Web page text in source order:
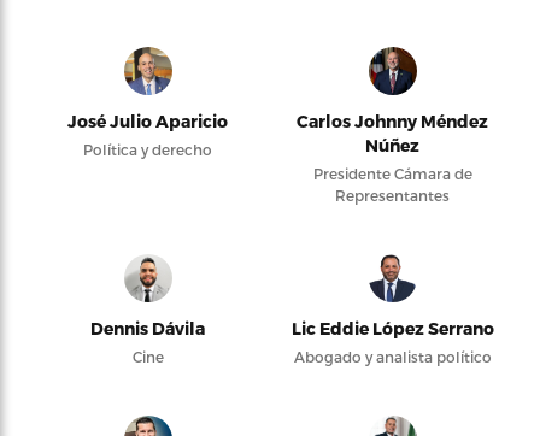
José Julio Aparicio
Política y derecho
Carlos Johnny Méndez
Núñez
Presidente Cámara de
Representantes
Dennis Dávila
Cine
Lic Eddie López Serrano
Abogado y analista político